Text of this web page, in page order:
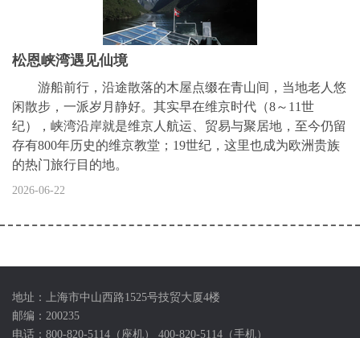
松恩峡湾遇见仙境
游船前行，沿途散落的木屋点缀在青山间，当地老人悠
闲散步，一派岁月静好。其实早在维京时代（8～11世
纪），峡湾沿岸就是维京人航运、贸易与聚居地，至今仍留
存有800年历史的维京教堂；19世纪，这里也成为欧洲贵族
的热门旅行目的地。
2026-06-22
地址：上海市中山西路1525号技贸大厦4楼
邮编：200235
电话：800-820-5114（座机） 400-820-5114（手机）